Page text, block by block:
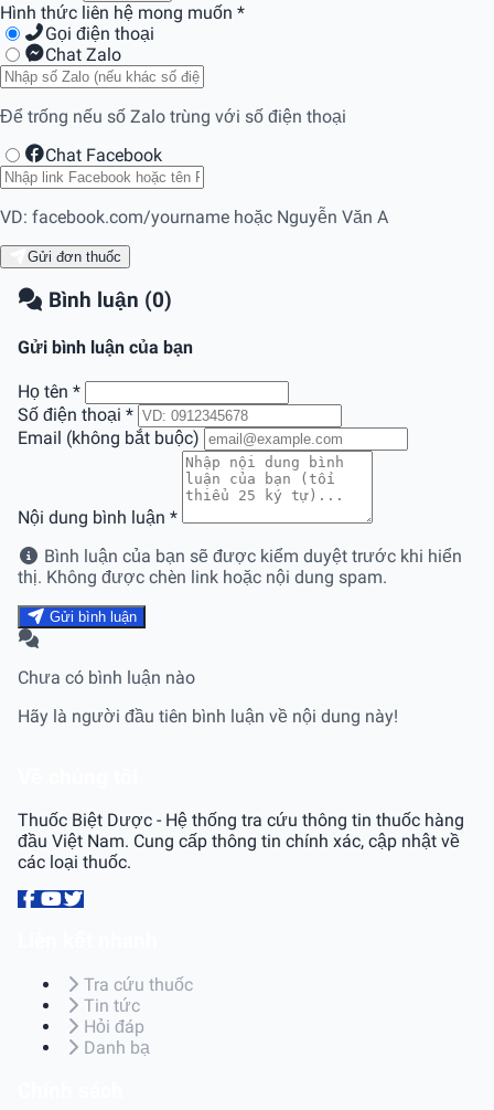
Hình thức liên hệ mong muốn *
Gọi điện thoại
Chat Zalo
Để trống nếu số Zalo trùng với số điện thoại
Chat Facebook
VD: facebook.com/yourname hoặc Nguyễn Văn A
Gửi đơn thuốc
Bình luận (0)
Gửi bình luận của bạn
Họ tên *
Số điện thoại *
Email (không bắt buộc)
Nội dung bình luận *
Bình luận của bạn sẽ được kiểm duyệt trước khi hiển
thị. Không được chèn link hoặc nội dung spam.
Gửi bình luận
Chưa có bình luận nào
Hãy là người đầu tiên bình luận về nội dung này!
Thuốc Biệt Dược - Hệ thống tra cứu thông tin thuốc hàng
đầu Việt Nam. Cung cấp thông tin chính xác, cập nhật về
các loại thuốc.
Tra cứu thuốc
Tin tức
Hỏi đáp
Danh bạ